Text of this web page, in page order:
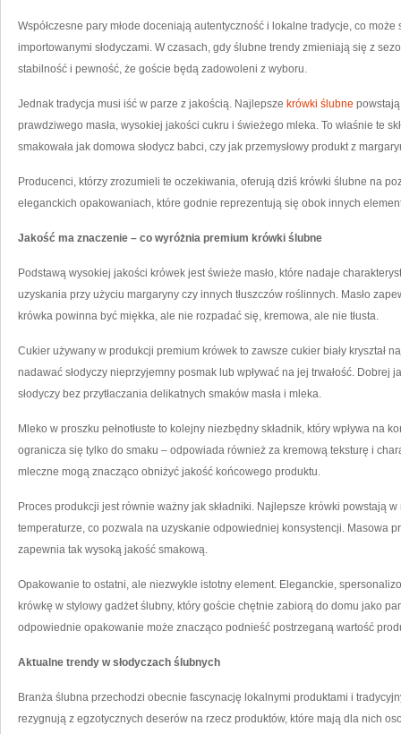
Współczesne pary młode doceniają autentyczność i lokalne tradycje, co
importowanymi słodyczami. W czasach, gdy ślubne trendy zmieniają się z
stabilność i pewność, że goście będą zadowoleni z wyboru.
Jednak tradycja musi iść w parze z jakością. Najlepsze krówki ślubne
prawdziwego masła, wysokiej jakości cukru i świeżego mleka. To właśnie te
smakowała jak domowa słodycz babci, czy jak przemysłowy produkt z
Producenci, którzy zrozumieli te oczekiwania, oferują dziś krówki ślubne na
eleganckich opakowaniach, które godnie reprezentują się obok innych
Jakość ma znaczenie – co wyróżnia premium krówki ślubne
Podstawą wysokiej jakości krówek jest świeże masło, które nadaje
uzyskania przy użyciu margaryny czy innych tłuszczów roślinnych. Masło
krówka powinna być miękka, ale nie rozpadać się, kremowa, ale nie tłusta.
Cukier używany w produkcji premium krówek to zawsze cukier biały kryształ
nadawać słodyczy nieprzyjemny posmak lub wpływać na jej trwałość.
słodyczy bez przytłaczania delikatnych smaków masła i mleka.
Mleko w proszku pełnotłuste to kolejny niezbędny składnik, który wpływa na
ogranicza się tylko do smaku – odpowiada również za kremową teksturę i
mleczne mogą znacząco obniżyć jakość końcowego produktu.
Proces produkcji jest równie ważny jak składniki. Najlepsze krówki powstają w
temperaturze, co pozwala na uzyskanie odpowiedniej konsystencji. Masowa
zapewnia tak wysoką jakość smakową.
Opakowanie to ostatni, ale niezwykle istotny element. Eleganckie,
krówkę w stylowy gadżet ślubny, który goście chętnie zabiorą do domu jako
odpowiednie opakowanie może znacząco podnieść postrzeganą wartość
Aktualne trendy w słodyczach ślubnych
Branża ślubna przechodzi obecnie fascynację lokalnymi produktami i
rezygnują z egzotycznych deserów na rzecz produktów, które mają dla nich